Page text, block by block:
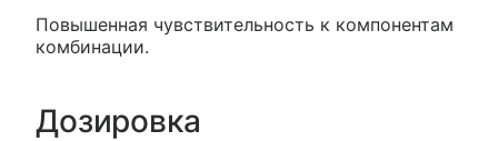
Повышенная чувствительность к компонентам
комбинации.
Дозировка